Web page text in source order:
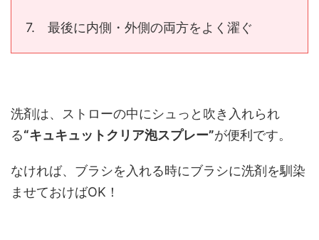
7. 最後に内側・外側の両方をよく濯ぐ
洗剤は、ストローの中にシュっと吹き入れられ
る“キュキュットクリア泡スプレー”が便利です。
なければ、ブラシを入れる時にブラシに洗剤を馴染
ませておけばOK！